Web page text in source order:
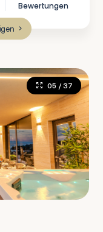
Bewertungen
05 / 37